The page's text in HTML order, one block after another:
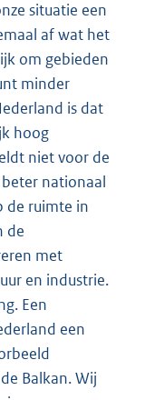
situatie een
af wat het
om gebieden
minder
is dat
hoog
niet voor de
nationaal
de ruimte in
de
met
en industrie.
Een
een
Balkan. Wij